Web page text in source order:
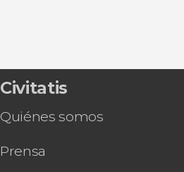
Civitatis
Quiénes somos
Prensa